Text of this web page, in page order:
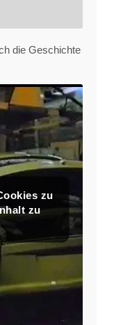
die Geschichte
zu
zu